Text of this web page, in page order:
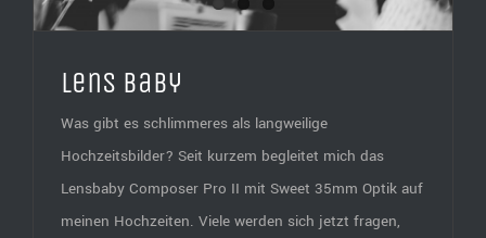
Lens Baby
Was gibt es schlimmeres als langweilige
Hochzeitsbilder? Seit kurzem begleitet mich das
Lensbaby Composer Pro II mit Sweet 35mm Optik auf
meinen Hochzeiten. Viele werden sich jetzt fragen,